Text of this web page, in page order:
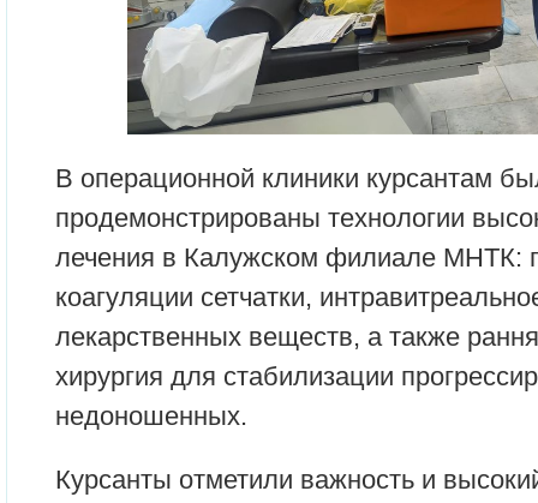
В операционной клиники курсантам
продемонстрированы технологии
лечения в Калужском филиале МНТК:
коагуляции сетчатки,
лекарственных веществ, а также
хирургия для стабилизации
недоношенных.
Курсанты отметили важность и